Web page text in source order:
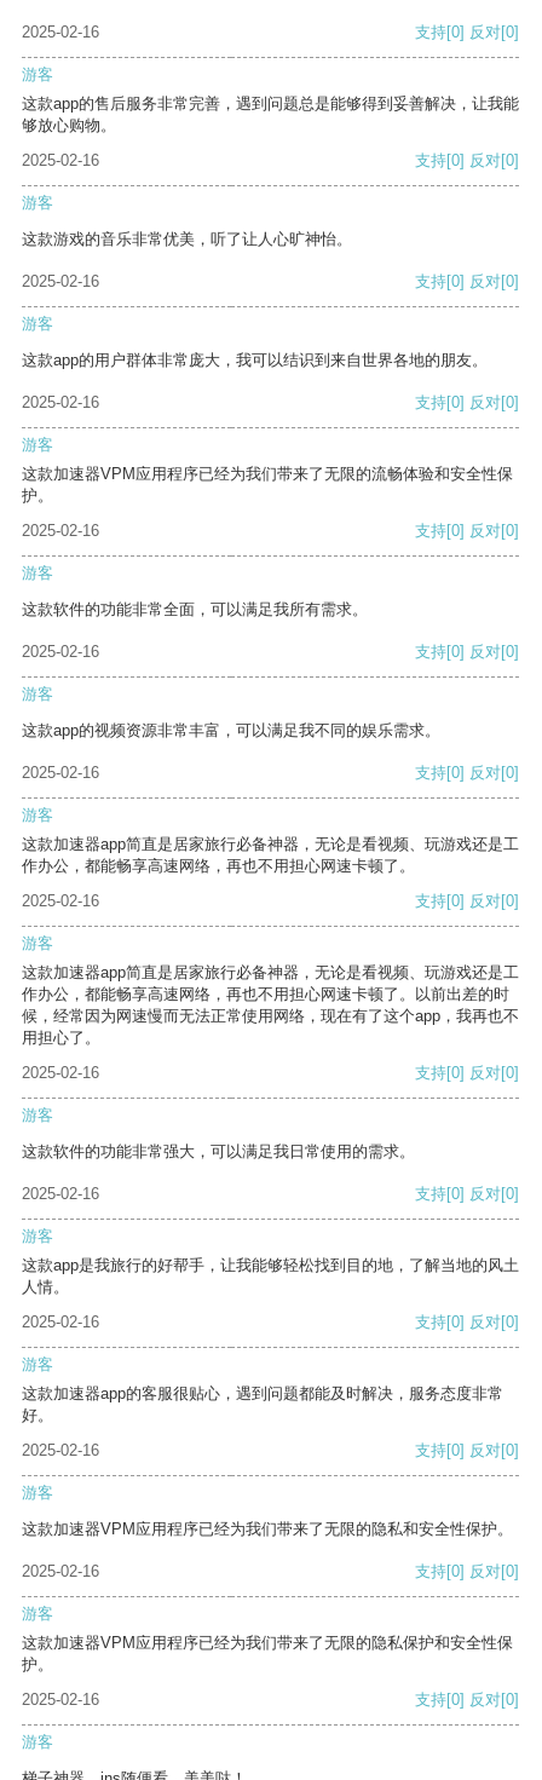
2025-02-16 支持[0] 反对[0]
游客
这款app的售后服务非常完善，遇到问题总是能够得到妥善解决，让我能
够放心购物。
2025-02-16
支持[0] 反对[0]
游客
这款游戏的音乐非常优美，听了让人心旷神怡。
2025-02-16 支持[0] 反对[0]
游客
这款app的用户群体非常庞大，我可以结识到来自世界各地的朋友。
2025-02-16 支持[0] 反对[0]
游客
这款加速器VPM应用程序已经为我们带来了无限的流畅体验和安全性保
护。
2025-02-16
支持[0] 反对[0]
游客
这款软件的功能非常全面，可以满足我所有需求。
2025-02-16 支持[0] 反对[0]
游客
这款app的视频资源非常丰富，可以满足我不同的娱乐需求。
2025-02-16 支持[0] 反对[0]
游客
这款加速器app简直是居家旅行必备神器，无论是看视频、玩游戏还是工
作办公，都能畅享高速网络，再也不用担心网速卡顿了。
2025-02-16
支持[0] 反对[0]
游客
这款加速器app简直是居家旅行必备神器，无论是看视频、玩游戏还是工
作办公，都能畅享高速网络，再也不用担心网速卡顿了。以前出差的时
候，经常因为网速慢而无法正常使用网络，现在有了这个app，我再也不
用担心了。
2025-02-16
支持[0] 反对[0]
游客
这款软件的功能非常强大，可以满足我日常使用的需求。
2025-02-16 支持[0] 反对[0]
游客
这款app是我旅行的好帮手，让我能够轻松找到目的地，了解当地的风土
人情。
2025-02-16
支持[0] 反对[0]
游客
这款加速器app的客服很贴心，遇到问题都能及时解决，服务态度非常
好。
2025-02-16
支持[0] 反对[0]
游客
这款加速器VPM应用程序已经为我们带来了无限的隐私和安全性保护。
2025-02-16 支持[0] 反对[0]
游客
这款加速器VPM应用程序已经为我们带来了无限的隐私保护和安全性保
护。
2025-02-16
支持[0] 反对[0]
游客